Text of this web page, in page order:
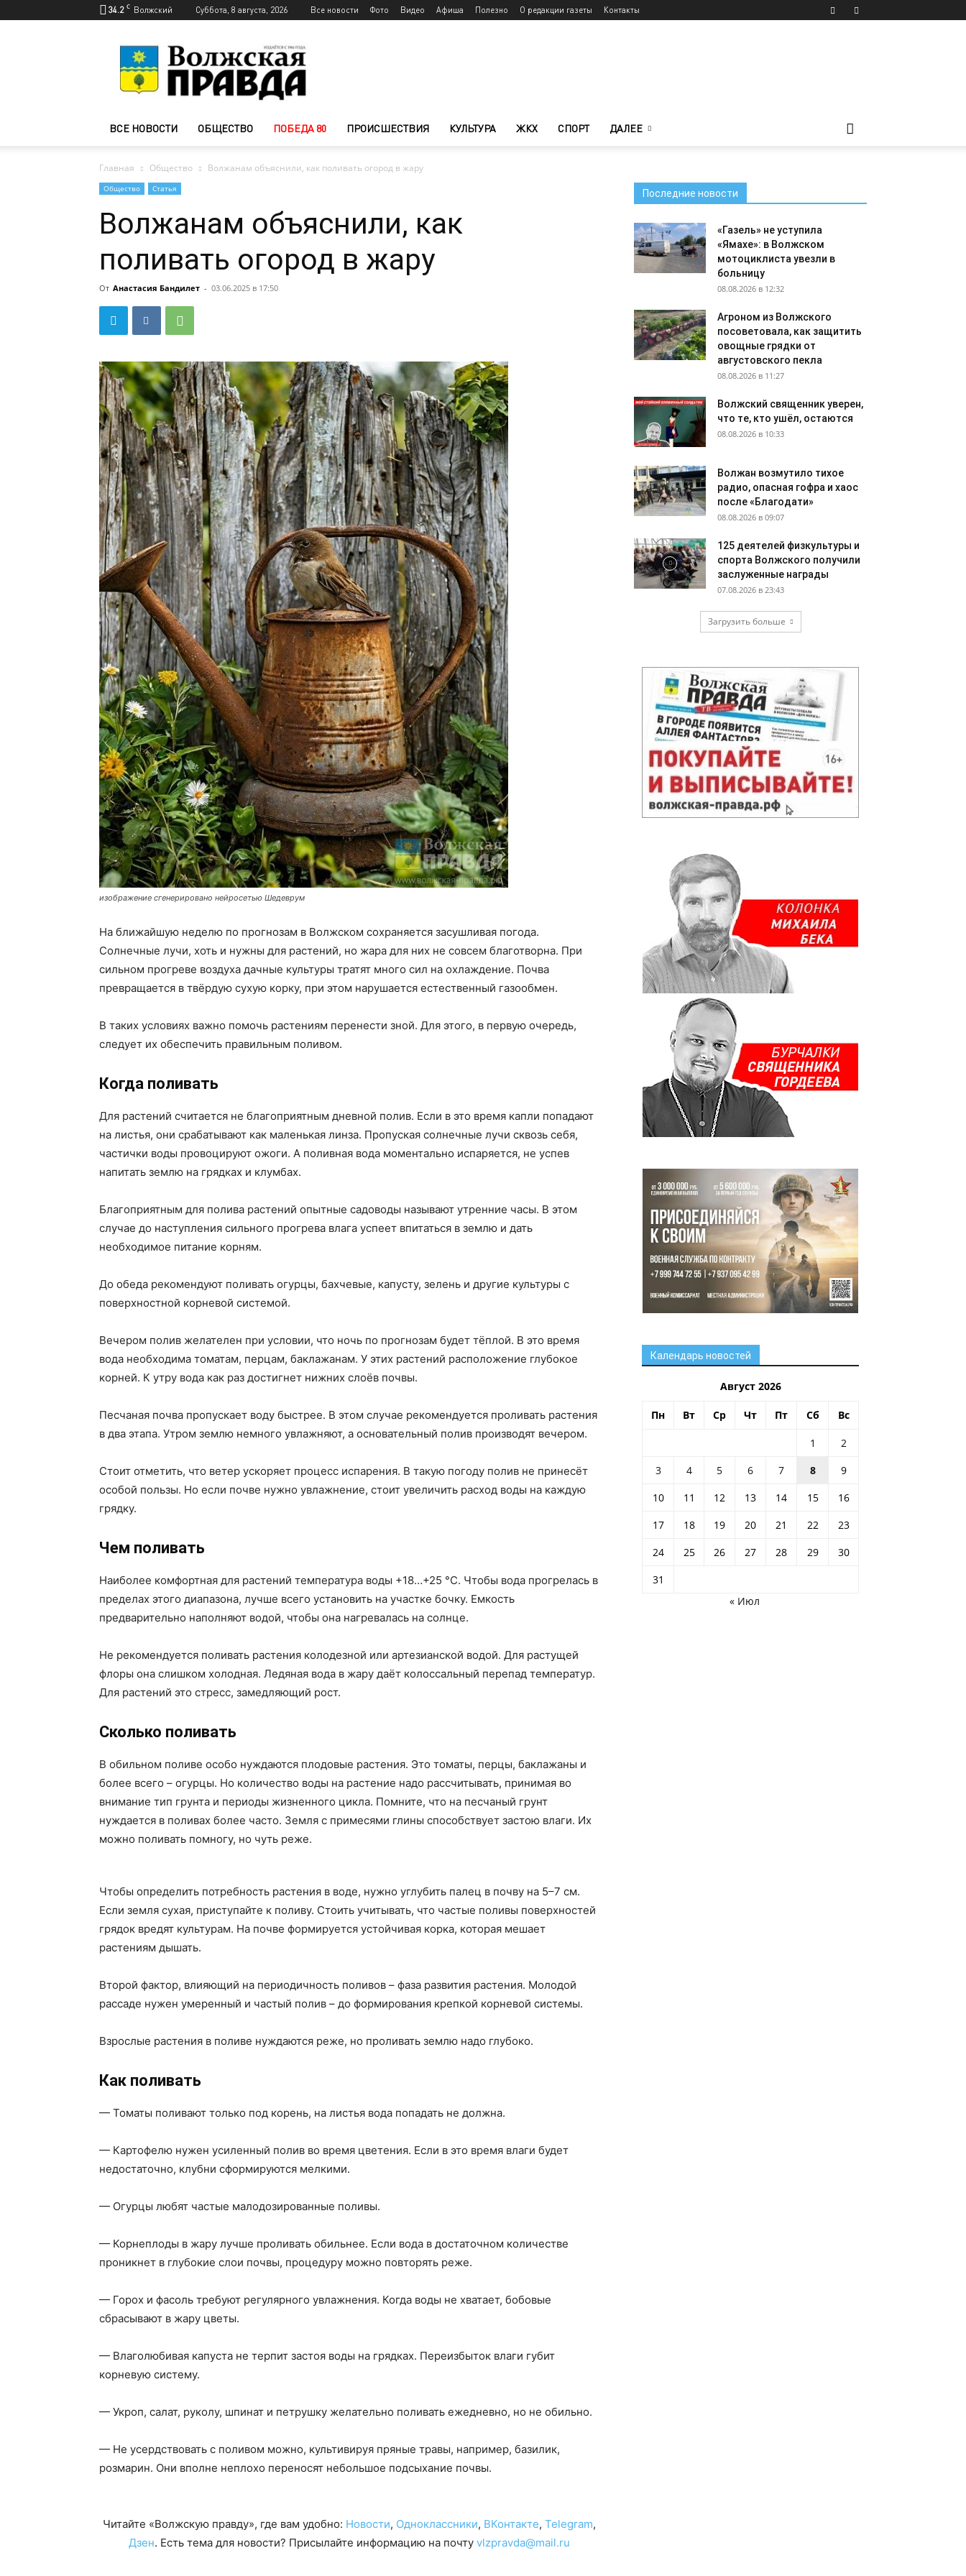
34.2 C Волжский Суббота, 8 августа, 2026 Все новости Фото Видео Афиша Полезно О редакции газеты Контакты
Волжского
—
Волжская
ВСЕ НОВОСТИ ОБЩЕСТВО ПОБЕДА 80 ПРОИСШЕСТВИЯ КУЛЬТУРА ЖКХ СПОРТ ДАЛЕЕ
Главная Общество Волжанам объяснили, как поливать огород в жару
Общество Статья
Волжанам объяснили, как
поливать огород в жару
От Анастасия Бандилет - 03.06.2025 в 17:50
изображение сгенерировано нейросетью Шедеврум
На ближайшую неделю по прогнозам в Волжском сохраняется засушливая погода.
Солнечные лучи, хоть и нужны для растений, но жара для них не совсем благотворна. При
сильном прогреве воздуха дачные культуры тратят много сил на охлаждение. Почва
превращается в твёрдую сухую корку, при этом нарушается естественный газообмен.
В таких условиях важно помочь растениям перенести зной. Для этого, в первую очередь,
следует их обеспечить правильным поливом.
Когда поливать
Для растений считается не благоприятным дневной полив. Если в это время капли попадают
на листья, они срабатывают как маленькая линза. Пропуская солнечные лучи сквозь себя,
частички воды провоцируют ожоги. А поливная вода моментально испаряется, не успев
напитать землю на грядках и клумбах.
Благоприятным для полива растений опытные садоводы называют утренние часы. В этом
случае до наступления сильного прогрева влага успеет впитаться в землю и дать
необходимое питание корням.
До обеда рекомендуют поливать огурцы, бахчевые, капусту, зелень и другие культуры с
поверхностной корневой системой.
Вечером полив желателен при условии, что ночь по прогнозам будет тёплой. В это время
вода необходима томатам, перцам, баклажанам. У этих растений расположение глубокое
корней. К утру вода как раз достигнет нижних слоёв почвы.
Песчаная почва пропускает воду быстрее. В этом случае рекомендуется проливать растения
в два этапа. Утром землю немного увлажняют, а основательный полив производят вечером.
Стоит отметить, что ветер ускоряет процесс испарения. В такую погоду полив не принесёт
особой пользы. Но если почве нужно увлажнение, стоит увеличить расход воды на каждую
грядку.
Чем поливать
Наиболее комфортная для растений температура воды +18…+25 °C. Чтобы вода прогрелась в
пределах этого диапазона, лучше всего установить на участке бочку. Емкость
предварительно наполняют водой, чтобы она нагревалась на солнце.
Не рекомендуется поливать растения колодезной или артезианской водой. Для растущей
флоры она слишком холодная. Ледяная вода в жару даёт колоссальный перепад температур.
Для растений это стресс, замедляющий рост.
Сколько поливать
В обильном поливе особо нуждаются плодовые растения. Это томаты, перцы, баклажаны и
более всего – огурцы. Но количество воды на растение надо рассчитывать, принимая во
внимание тип грунта и периоды жизненного цикла. Помните, что на песчаный грунт
нуждается в поливах более часто. Земля с примесями глины способствует застою влаги. Их
можно поливать помногу, но чуть реже.
Чтобы определить потребность растения в воде, нужно углубить палец в почву на 5–7 см.
Если земля сухая, приступайте к поливу. Стоить учитывать, что частые поливы поверхностей
грядок вредят культурам. На почве формируется устойчивая корка, которая мешает
растениям дышать.
Второй фактор, влияющий на периодичность поливов – фаза развития растения. Молодой
рассаде нужен умеренный и частый полив – до формирования крепкой корневой системы.
Взрослые растения в поливе нуждаются реже, но проливать землю надо глубоко.
Как поливать
— Томаты поливают только под корень, на листья вода попадать не должна.
— Картофелю нужен усиленный полив во время цветения. Если в это время влаги будет
недостаточно, клубни сформируются мелкими.
— Огурцы любят частые малодозированные поливы.
— Корнеплоды в жару лучше проливать обильнее. Если вода в достаточном количестве
проникнет в глубокие слои почвы, процедуру можно повторять реже.
— Горох и фасоль требуют регулярного увлажнения. Когда воды не хватает, бобовые
сбрасывают в жару цветы.
— Влаголюбивая капуста не терпит застоя воды на грядках. Переизбыток влаги губит
корневую систему.
— Укроп, салат, руколу, шпинат и петрушку желательно поливать ежедневно, но не обильно.
— Не усердствовать с поливом можно, культивируя пряные травы, например, базилик,
розмарин. Они вполне неплохо переносят небольшое подсыхание почвы.
Читайте «Волжскую правду», где вам удобно: Новости, Одноклассники, ВКонтакте, Telegram,
Дзен. Есть тема для новости? Присылайте информацию на почту vlzpravda@mail.ru
Последние новости
«Газель» не уступила
«Ямахе»: в Волжском
мотоциклиста увезли в
больницу
08.08.2026 в 12:32
Агроном из Волжского
посоветовала, как защитить
овощные грядки от
августовского пекла
08.08.2026 в 11:27
Волжский священник уверен,
что те, кто ушёл, остаются
08.08.2026 в 10:33
Волжан возмутило тихое
радио, опасная гофра и хаос
после «Благодати»
08.08.2026 в 09:07
125 деятелей физкультуры и
спорта Волжского получили
заслуженные награды
07.08.2026 в 23:43
Загрузить больше
Календарь новостей
Август 2026
Пн Вт Ср Чт Пт Сб Вс
1
2
3
4 5 6 7 8
9
10
11 12 13 14 15
16
17
18 19 20 21 22
23
24
25 26 27 28 29
30
31
« Июл